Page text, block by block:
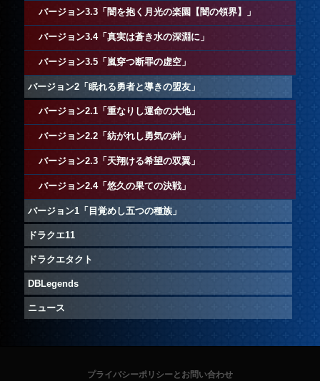
バージョン3.3「闇を抱く月光の楽園【闇の領界】」
バージョン3.4「真実は蒼き水の深淵に」
バージョン3.5「嵐穿つ断罪の虚空」
バージョン2「眠れる勇者と導きの盟友」
バージョン2.1「重なりし運命の大地」
バージョン2.2「紡がれし勇気の絆」
バージョン2.3「天翔ける希望の双翼」
バージョン2.4「悠久の果ての決戦」
バージョン1「目覚めし五つの種族」
ドラクエ11
ドラクエタクト
DBLegends
ニュース
プライバシーポリシーとお問い合わせ